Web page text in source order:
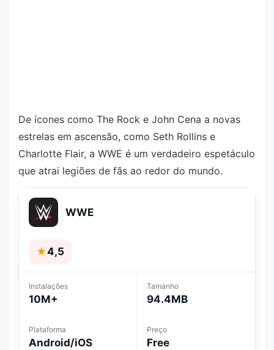
De ícones como The Rock e John Cena a novas
estrelas em ascensão, como Seth Rollins e
Charlotte Flair, a WWE é um verdadeiro espetáculo
que atrai legiões de fãs ao redor do mundo.
WWE
★4,5
Instalações
10M+
Tamanho
94.4MB
Plataforma
Android/iOS
Preço
Free